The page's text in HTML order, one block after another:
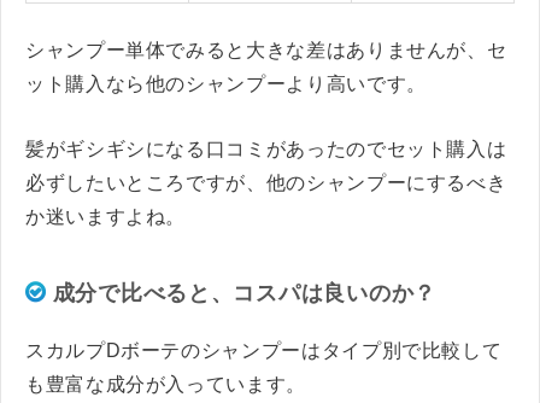
シャンプー単体でみると大きな差はありませんが、セ
ット購入なら他のシャンプーより高いです。
髪がギシギシになる口コミがあったのでセット購入は
必ずしたいところですが、他のシャンプーにするべき
か迷いますよね。
成分で比べると、コスパは良いのか？
スカルプDボーテのシャンプーはタイプ別で比較して
も豊富な成分が入っています。